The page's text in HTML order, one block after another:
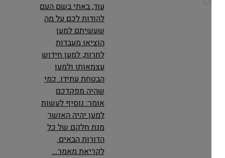
עוד, באתי בשם העם
להודות לכם על מה
שעשיתם למען
הוציאו מעבדות
לחרות, למען חידוש
עצמאותו ולמען
הבטחת עתידו. כמי
שהיה מפקדכם
אומר: נוסיף לעשות
למען יהיה האושר
מנת חלקם של כל
הדורות הבאים.
לקריאת מאמר...